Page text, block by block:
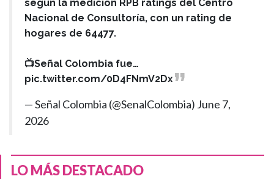
según la medición RPB ratings del Centro
Nacional de Consultoría, con un rating de
hogares de 64477.
📺Señal Colombia fue…
pic.twitter.com/0D4FNmV2Dx
— Señal Colombia (@SenalColombia) June 7,
2026
LO MÁS DESTACADO